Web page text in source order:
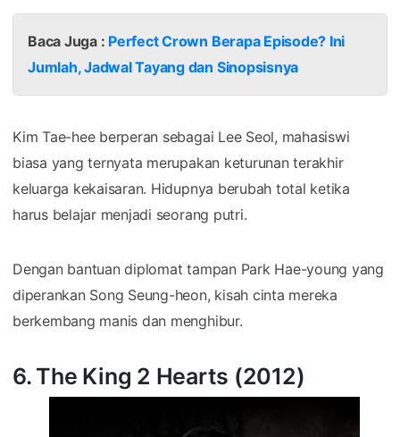
Baca Juga : Perfect Crown Berapa Episode? Ini
Jumlah, Jadwal Tayang dan Sinopsisnya
Kim Tae-hee berperan sebagai Lee Seol, mahasiswi
biasa yang ternyata merupakan keturunan terakhir
keluarga kekaisaran. Hidupnya berubah total ketika
harus belajar menjadi seorang putri.
Dengan bantuan diplomat tampan Park Hae-young yang
diperankan Song Seung-heon, kisah cinta mereka
berkembang manis dan menghibur.
6. The King 2 Hearts (2012)